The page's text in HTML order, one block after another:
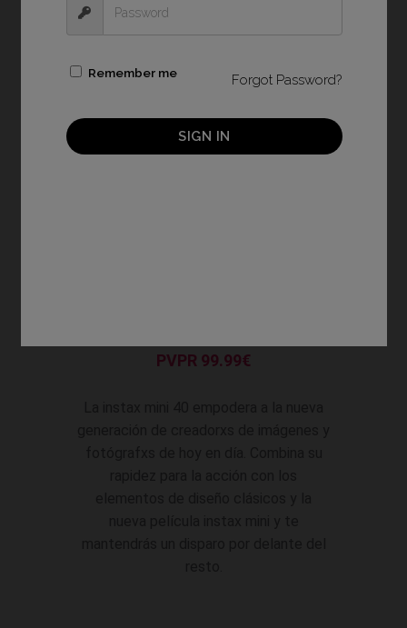
PVPR 99.99€
Remember me Forgot Password?
SIGN IN